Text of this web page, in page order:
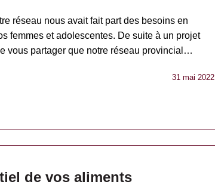
réseau nous avait fait part des besoins en
femmes et adolescentes. De suite à un projet
vous partager que notre réseau provincial…
31 mai 2022
de vos aliments